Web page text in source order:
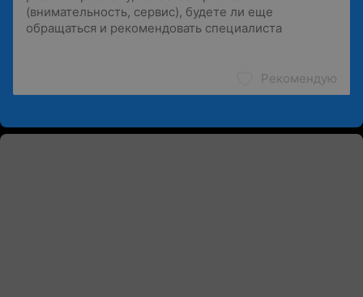
Рекомендую